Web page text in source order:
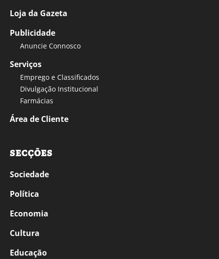
Loja da Gazeta
Publicidade
Anuncie Connosco
Serviços
Emprego e Classificados
Divulgação Institucional
Farmácias
Área de Cliente
SECÇÕES
Sociedade
Política
Economia
Cultura
Educação